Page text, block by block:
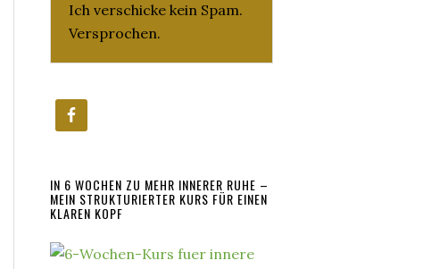
Ich verschicke kein Spam.
Versprochen.
IN 6 WOCHEN ZU MEHR INNERER RUHE –
MEIN STRUKTURIERTER KURS FÜR EINEN
KLAREN KOPF